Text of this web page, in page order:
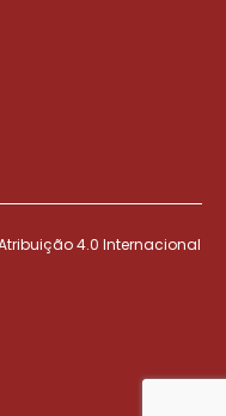
4.0 Internacional